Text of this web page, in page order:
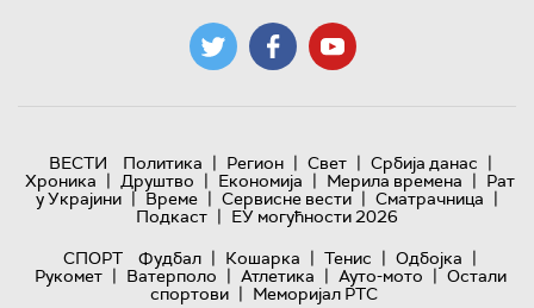
ВЕСТИ Политика | Регион | Свет | Србија данас |
Хроника | Друштво | Економија | Мерила времена | Рат
у Украјини | Време | Сервисне вести | Сматрачница |
Подкаст | ЕУ могућности 2026
СПОРТ
Фудбал | Кошарка | Тенис | Одбојка |
Рукомет | Ватерполо | Атлетика | Ауто-мото | Остали
спортови | Меморијал РТС